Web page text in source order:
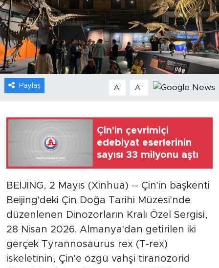
Paylaş A- A+
Çin'in çevrimiçi
edebiyat eserlerinin
sayısı 33 milyonu aştı
BEİJİNG, 2 Mayıs (Xinhua) -- Çin'in başkenti
Beijing'deki Çin Doğa Tarihi Müzesi'nde
düzenlenen Dinozorların Kralı Özel Sergisi,
28 Nisan 2026. Almanya'dan getirilen iki
gerçek Tyrannosaurus rex (T-rex)
iskeletinin, Çin'e özgü vahşi tiranozorid
Gündem
Video
Sağlık
Xinhua
Xinhua Türkiye
Seyahat